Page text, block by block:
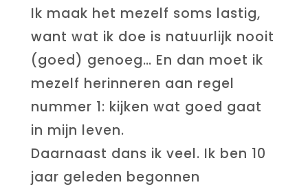
Ik maak het mezelf soms lastig,
want wat ik doe is natuurlijk nooit
(goed) genoeg… En dan moet ik
mezelf herinneren aan regel
nummer 1: kijken wat goed gaat
in mijn leven.
Daarnaast dans ik veel. Ik ben 10
jaar geleden begonnen